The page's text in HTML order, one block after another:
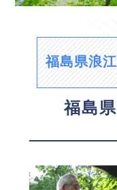
福島県浪
福島